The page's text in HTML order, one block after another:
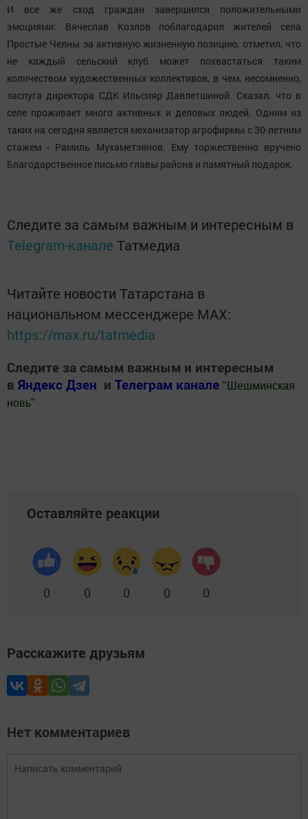
И все же сход граждан завершился положительными
эмоциями: Вячеслав Козлов поблагодарил жителей села
Простые Челны за активную жизненную позицию, отметил, что
не каждый сельский клуб может похвастаться таким
количеством художественных коллективов, в чем, несомненно,
заслуга директора СДК Ильсияр Давлетшиной. Сказал, что в
селе проживает много активных и деловых людей. Одним из
таких на сегодня является механизатор агрофирмы с 30-летним
стажем - Рамиль Мухаметзянов. Ему торжественно вручено
Благодарственное письмо главы района и памятный подарок.
Следите за самым важным и интересным в
Telegram-канале Татмедиа
Читайте новости Татарстана в
национальном мессенджере MАХ:
https://max.ru/tatmedia
Следите за самым важным и интересным
в Яндекс Дзен и Телеграм канале " Шешминская
новь"
Оставляйте реакции
0 0 0 0 0
Расскажите друзьям
Нет комментариев